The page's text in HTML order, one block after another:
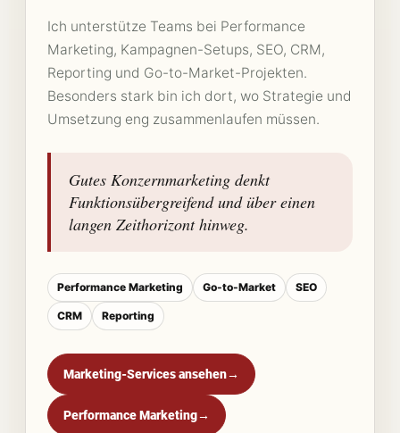
Ich unterstütze Teams bei Performance
Marketing, Kampagnen-Setups, SEO, CRM,
Reporting und Go-to-Market-Projekten.
Besonders stark bin ich dort, wo Strategie und
Umsetzung eng zusammenlaufen müssen.
Gutes Konzernmarketing denkt
Funktionsübergreifend und über einen
langen Zeithorizont hinweg.
Performance Marketing Go-to-Market SEO
CRM Reporting
Marketing-Services ansehen→
Performance Marketing→